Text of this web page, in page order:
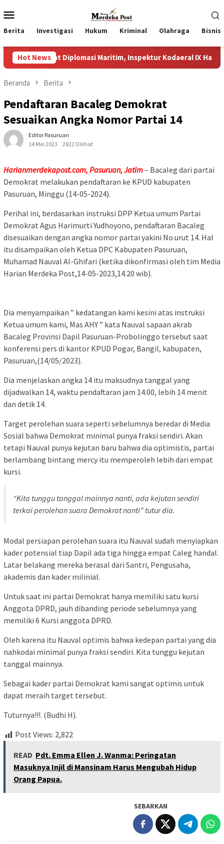
ke
kontenMobile
Berita Investigasi Hukum Kriminal Olahraga Bisnis
Hot News
Diplomasi Maritim, Inspektur Kodaeral IX Hadiri Welcome
Beranda Berita
Pendaftaran Bacaleg Demokrat
Sesuaikan Angka Nomor Partai 14
Editor Pasuruan
14 Mei 2023
2822 Dilihat
Harianmerdekapost.com, Pasuruan, Jatim– Bacaleg dari partai
Demokrat melakukan pendaftaran ke KPUD kabupaten
Pasuruan, Minggu (14-05-2024).
Perihal ini, berdasarkan instruksi DPP Ketua umum Partai
Demokrat Agus Harimurti Yudhoyono, pendaftaran Bacaleg
disesuaikan dengan angka nomor partai yakini No.urut 14. Hal
itu disampaikan oleh Ketua DPC Kabupaten Pasuruan,
Muhamad Nauval Al-Ghifari (ketika dikonfirmasi oleh tim Media
Harian Merdeka Post,14-05-2023,14.20 wib).
Dia menyampaikan ” kedatangan kami kesini atas instruksi
Ketua umum kami, Mas AHY ” kata Nauval sapaan akrab
Bacaleg Provinsi Dapil Pasuruan-Probolinggo tersebut saat
konferensi pers di kantor KPUD Pogar, Bangil, kabupaten,
Pasuruan,(14/05/2023).
Dia menjelaskan angka 14 itu maksudnya tanggal yang
dijadwalkan 14, waktu pendaftaran jam 14.00, lebih 14 menit
dan detik 14.
Target perolehan suara seperti sebelumnya beredar di Media
Sosial bahwa Demokrat minimal punya fraksi sendiri. Akan
tetapi Nauval punya kejutan baru bahwa dia optimistis, partai
berlambang bintang mercy itu memperoleh lebih dari empat
kursi.
“Kita tunggu tanggal mainnya nanti, ada kejutan sendiri
terkai perolehan suara Demokrat nanti” tutur dia.
Modal persiapan perolehan suara itu Nauval sudah menyiapkan
kader potensial tiap Dapil ada tiga hingga empat Caleg handal.
Latar belakang mereka berasal dari Santri, Pengusaha,
akademis dan kader milinial.
Untuk saat ini partai Demokrat hanya memiliki satu kursi
Anggota DPRD, jauh dibanding periode sebelumnya yang
memiliki 6 Kursi anggota DPRD.
Oleh karena itu Nauval optimis bahwa kedepan partai yang dia
nahkodai minimal punya fraksi sendiri. Kita tunggu kejutan
tanggal mainnya.
Sebagai kader partai Demokrat kami sangat optimis untuk
dapat meraih target tersebut.
Tuturnya!!!. (Budhi H).
Post Views: 2,822
READ Pdt. Emma Ellen J. Wanma: Peringatan
Masuknya Injil di Mansinam Harus Mengubah Hidup
Orang Papua.
SEBARKAN